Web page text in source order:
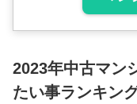
2023年中古マン
たい事ランキン